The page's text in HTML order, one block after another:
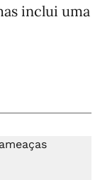
inclui uma